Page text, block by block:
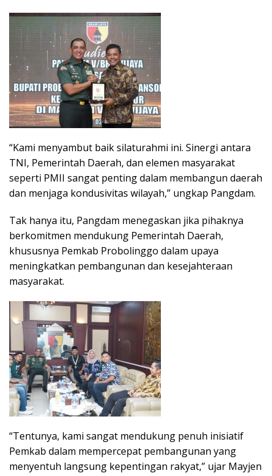
“Kami menyambut baik silaturahmi ini. Sinergi antara
TNI, Pemerintah Daerah, dan elemen masyarakat
seperti PMII sangat penting dalam membangun daerah
dan menjaga kondusivitas wilayah,” ungkap Pangdam.
Tak hanya itu, Pangdam menegaskan jika pihaknya
berkomitmen mendukung Pemerintah Daerah,
khususnya Pemkab Probolinggo dalam upaya
meningkatkan pembangunan dan kesejahteraan
masyarakat.
“Tentunya, kami sangat mendukung penuh inisiatif
Pemkab dalam mempercepat pembangunan yang
menyentuh langsung kepentingan rakyat,” ujar Mayjen